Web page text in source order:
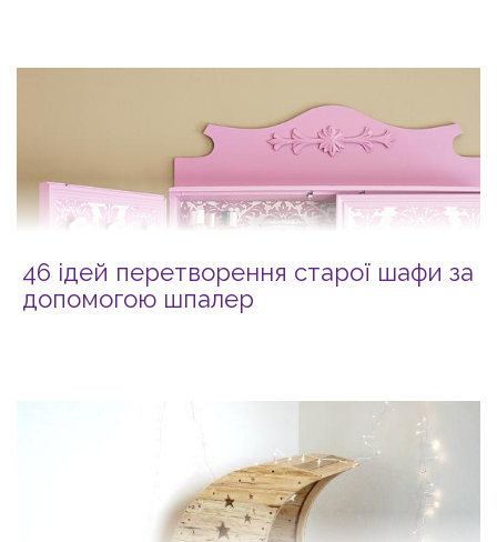
46 ідей перетворення старої шафи за
допомогою шпалер